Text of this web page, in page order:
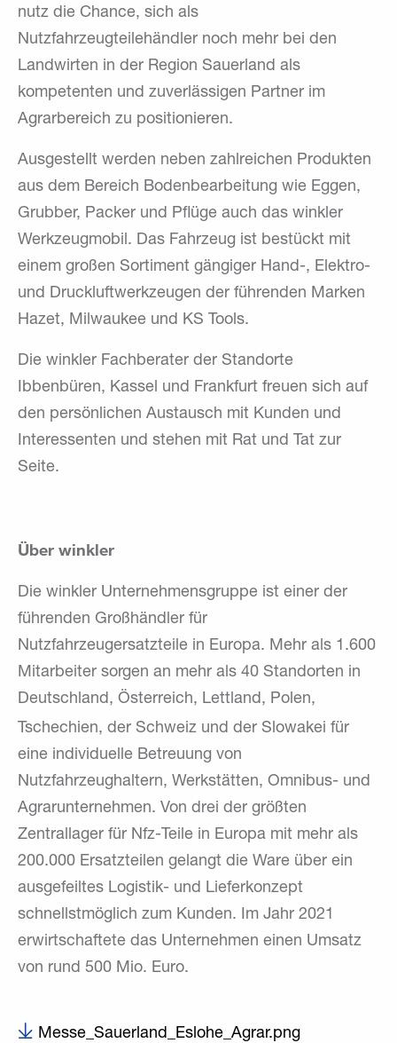
nutz die Chance, sich als
Nutzfahrzeugteilehändler noch mehr bei den
Landwirten in der Region Sauerland als
kompetenten und zuverlässigen Partner im
Agrarbereich zu positionieren.
Ausgestellt werden neben zahlreichen Produkten
aus dem Bereich Bodenbearbeitung wie Eggen,
Grubber, Packer und Pflüge auch das winkler
Werkzeugmobil. Das Fahrzeug ist bestückt mit
einem großen Sortiment gängiger Hand-, Elektro-
und Druckluftwerkzeugen der führenden Marken
Hazet, Milwaukee und KS Tools.
Die winkler Fachberater der Standorte
Ibbenbüren, Kassel und Frankfurt freuen sich auf
den persönlichen Austausch mit Kunden und
Interessenten und stehen mit Rat und Tat zur
Seite.
Über winkler
Die winkler Unternehmensgruppe ist einer der
führenden Großhändler für
Nutzfahrzeugersatzteile in Europa. Mehr als 1.600
Mitarbeiter sorgen an mehr als 40 Standorten in
Deutschland, Österreich, Lettland, Polen,
Tschechien, der Schweiz und der Slowakei für
eine individuelle Betreuung von
Nutzfahrzeughaltern, Werkstätten, Omnibus- und
Agrarunternehmen. Von drei der größten
Zentrallager für Nfz-Teile in Europa mit mehr als
200.000 Ersatzteilen gelangt die Ware über ein
ausgefeiltes Logistik- und Lieferkonzept
schnellstmöglich zum Kunden. Im Jahr 2021
erwirtschaftete das Unternehmen einen Umsatz
von rund 500 Mio. Euro.
Messe_Sauerland_Eslohe_Agrar.png